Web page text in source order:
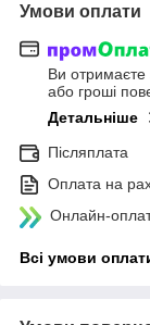
Умови оплати
Ви
або гроші
Детальніше
Післяплата
Оплата на
Онлайн-
Всі умови